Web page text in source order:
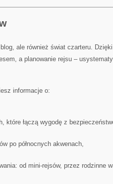
ale również świat czarteru.
a planowanie rejsu –
informacje o:
które łączą wygodę z
po północnych akwenach,
od mini-rejsów, przez rodzinne